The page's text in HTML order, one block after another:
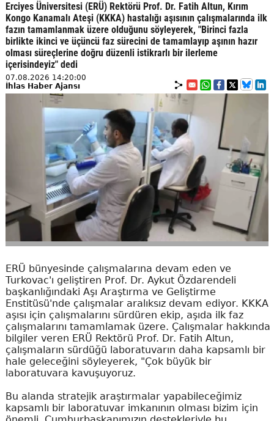
Erciyes Üniversitesi (ERÜ) Rektörü Prof. Dr. Fatih Altun, Kırım
Kongo Kanamalı Ateşi (KKKA) hastalığı aşısının çalışmalarında ilk
fazın tamamlanmak üzere olduğunu söyleyerek, "Birinci fazla
birlikte ikinci ve üçüncü faz sürecini de tamamlayıp aşının hazır
olması süreçlerine doğru düzenli istikrarlı bir ilerleme
içerisindeyiz" dedi
07.08.2026 14:20:00
İhlas Haber Ajansı
ERÜ bünyesinde çalışmalarına devam eden ve
Turkovac'ı geliştiren Prof. Dr. Aykut Özdarendeli
başkanlığındaki Aşı Araştırma ve Geliştirme
Enstitüsü'nde çalışmalar aralıksız devam ediyor. KKKA
aşısı için çalışmalarını sürdüren ekip, aşıda ilk faz
çalışmalarını tamamlamak üzere. Çalışmalar hakkında
bilgiler veren ERÜ Rektörü Prof. Dr. Fatih Altun,
çalışmaların sürdüğü laboratuvarın daha kapsamlı bir
hale geleceğini söyleyerek, "Çok büyük bir
laboratuvara kavuşuyoruz.
Bu alanda stratejik araştırmalar yapabileceğimiz
kapsamlı bir laboratuvar imkanının olması bizim için